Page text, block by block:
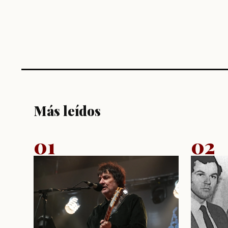
Más leídos
01 02